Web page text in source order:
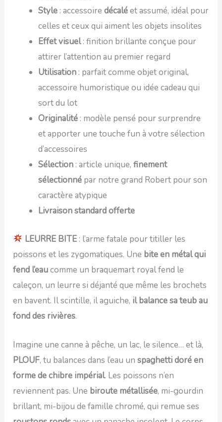
Style : accessoiredécaléet assumé, idéal pour
celles et ceux qui aiment les objets insolites
Effet visuel: finition brillante conçue pour
attirer l’attention au premier regard
Utilisation : parfait comme objet original,
accessoire humoristique ou idée cadeau qui
sort du lot
Originalité : modèle pensé pour surprendre
et apporter une touche fun à votre sélection
d’accessoires
Sélection : article unique,finement
sélectionné par notre grand Robert pour son
caractère atypique
Livraison standard offerte
LEURRE BITE: l’arme fatale pour titiller les
poissons et les zygomatiques. Une bite en métal qui
fend l’eaucomme un braquemart royal fend le
caleçon, un leurre si déjanté que même les brochets
en bavent. Il scintille, il aguiche, il balance sa teub au
fond des rivières.
Imagine une canne à pêche, un lac, le silence… et là,
PLOUF, tu balances dans l’eau unspaghetti doré en
forme de chibre impérial. Les poissons n’en
reviennent pas. Une biroute métallisée, mi-gourdin
brillant, mi-bijou de famille chromé, qui remue ses